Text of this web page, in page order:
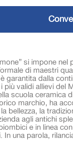
si impone nel
di maestri
garantita dalla
validi allievi del
scuola ceramica
marchio, ha
bellezza, la
agli antichi
e in linea
una parola,